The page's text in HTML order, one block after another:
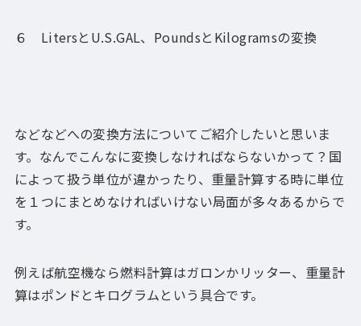
６ LitersとU.S.GAL、PoundsとKilogramsの変換
などなどへの変換方法についてご紹介したいと思いま
す。なんでこんなに変換しなければならないかって？国
によって扱う単位が違かったり、重量計算する時に単位
を１つにまとめなければいけない局面が多々あるからで
す。
例えば航空機なら燃料計算はガロンかリッター、重量計
算はポンドとキログラムという具合です。